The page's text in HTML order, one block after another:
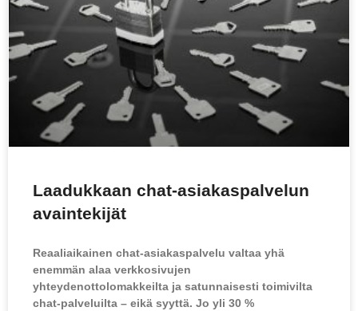
Laadukkaan chat-asiakaspalvelun
avaintekijät
Reaaliaikainen chat-asiakaspalvelu valtaa yhä
enemmän alaa verkkosivujen
yhteydenottolomakkeilta ja satunnaisesti toimivilta
chat-palveluilta – eikä syyttä. Jo yli 30 %